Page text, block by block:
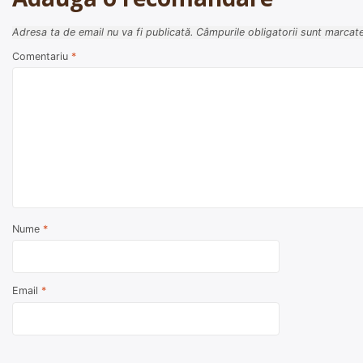
Adresa ta de email nu va fi publicată. Câmpurile obligatorii sunt
Comentariu *
Nume *
Email *